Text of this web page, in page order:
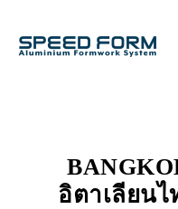
อิตาเลียนไ